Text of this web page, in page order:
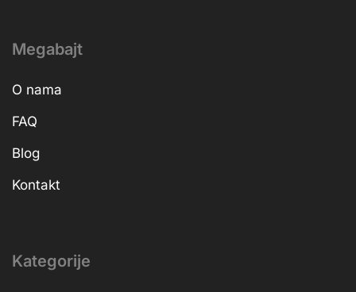
Megabajt
O nama
FAQ
Blog
Kontakt
Kategorije